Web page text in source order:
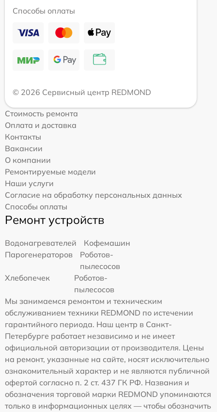
Способы оплаты
© 2026 Сервисный центр REDMOND
Стоимость ремонта
Оплата и доставка
Контакты
Вакансии
О компании
Ремонтируемые модели
Наши услуги
Согласие на обработку персональных данных
Способы оплаты
Ремонт устройств
Водонагревателей
Кофемашин
Парогенераторов
Роботов-
пылесосов
Хлебопечек
Роботов-
пылесосов
Мы занимаемся ремонтом и техническим
обслуживанием техники REDMOND по истечении
гарантийного периода. Наш центр в Санкт-
Петербурге работает независимо и не имеет
официальной авторизации от производителя. Цены
на ремонт, указанные на сайте, носят исключительно
ознакомительный характер и не являются публичной
офертой согласно п. 2 ст. 437 ГК РФ. Названия и
обозначения торговой марки REDMOND упоминаются
только в информационных целях — чтобы обозначить